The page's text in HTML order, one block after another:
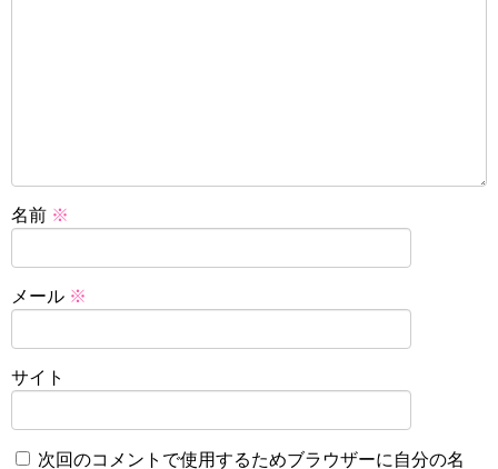
名前 ※
メール ※
サイト
次回のコメントで使用するためブラウザーに自分の名